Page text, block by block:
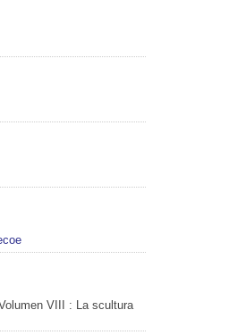
VIII : La scultura